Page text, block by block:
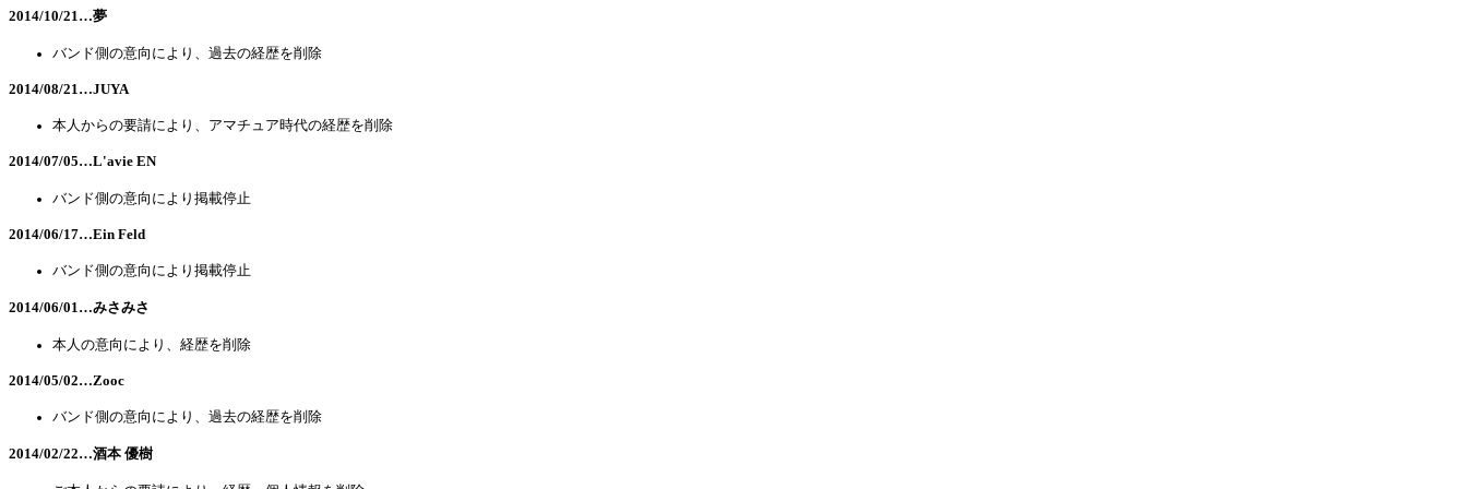
2014/10/21…夢
バンド側の意向により、過去の経歴を削除
2014/08/21…JUYA
本人からの要請により、アマチュア時代の経歴を削除
2014/07/05…L'avie EN
バンド側の意向により掲載停止
2014/06/17…Ein Feld
バンド側の意向により掲載停止
2014/06/01…みさみさ
本人の意向により、経歴を削除
2014/05/02…Zooc
バンド側の意向により、過去の経歴を削除
2014/02/22…酒本 優樹